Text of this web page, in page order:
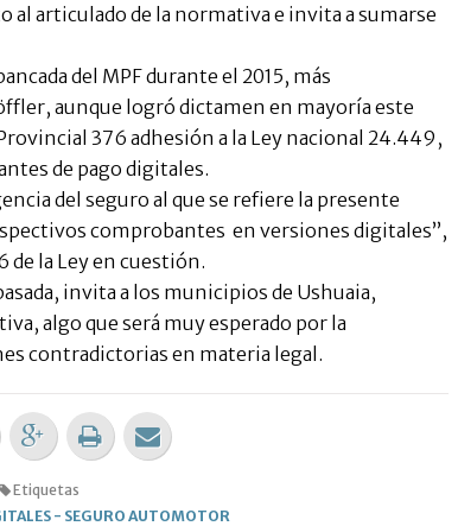
al articulado de la normativa e invita a sumarse
del MPF durante el 2015, más
aunque logró dictamen en mayoría este
376 adhesión a la Ley nacional 24.449,
de pago digitales.
del seguro al que se refiere la presente
comprobantes en versiones digitales”,
de la Ley en cuestión.
invita a los municipios de Ushuaia,
algo que será muy esperado por la
contradictorias en materia legal.
Etiquetas
- SEGURO AUTOMOTOR